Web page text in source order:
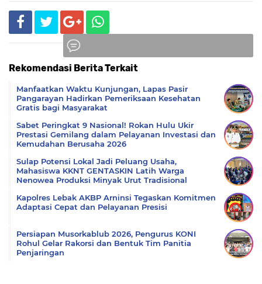
Rekomendasi Berita Terkait
Manfaatkan Waktu Kunjungan, Lapas Pasir
Pangarayan Hadirkan Pemeriksaan Kesehatan
Gratis bagi Masyarakat
Sabet Peringkat 9 Nasional! Rokan Hulu Ukir
Prestasi Gemilang dalam Pelayanan Investasi dan
Kemudahan Berusaha 2026
Sulap Potensi Lokal Jadi Peluang Usaha,
Mahasiswa KKNT GENTASKIN Latih Warga
Nenowea Produksi Minyak Urut Tradisional
Kapolres Lebak AKBP Arninsi Tegaskan Komitmen
Adaptasi Cepat dan Pelayanan Presisi
Persiapan Musorkablub 2026, Pengurus KONI
Rohul Gelar Rakorsi dan Bentuk Tim Panitia
Penjaringan